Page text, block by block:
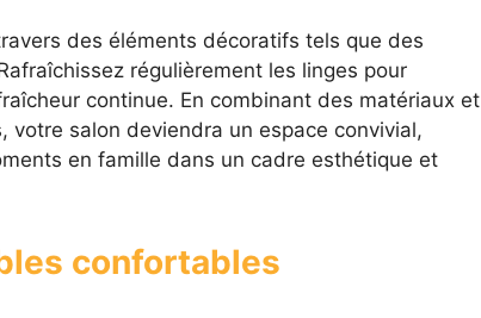
des éléments décoratifs tels que des
régulièrement les linges pour
continue. En combinant des matériaux et
votre salon deviendra un espace convivial,
en famille dans un cadre esthétique et
confortables